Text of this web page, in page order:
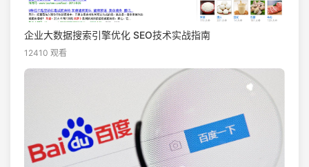
企业大数据搜索引擎优化 SEO技术实战指南
12410 观看